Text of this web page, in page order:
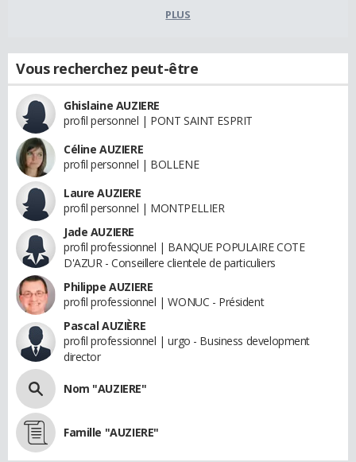
PLUS
Vous recherchez peut-être
Ghislaine AUZIERE
profil personnel | PONT SAINT ESPRIT
Céline AUZIERE
profil personnel | BOLLENE
Laure AUZIERE
profil personnel | MONTPELLIER
Jade AUZIERE
profil professionnel | BANQUE POPULAIRE COTE
D'AZUR - Conseillere clientele de particuliers
Philippe AUZIERE
profil professionnel | WONUC - Président
Pascal AUZIÈRE
profil professionnel | urgo - Business development
director
Nom "AUZIERE"
Famille "AUZIERE"